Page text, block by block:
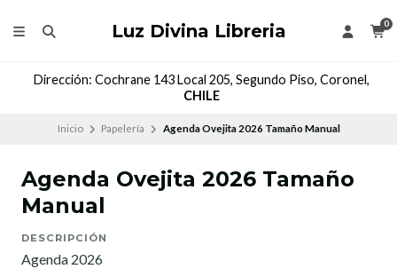
Luz Divina Libreria 0
Dirección: Cochrane 143 Local 205, Segundo Piso, Coronel,
CHILE
Inicio Papelería Agenda Ovejita 2026 Tamaño Manual
Agenda Ovejita 2026 Tamaño
Manual
DESCRIPCIÓN
Agenda 2026